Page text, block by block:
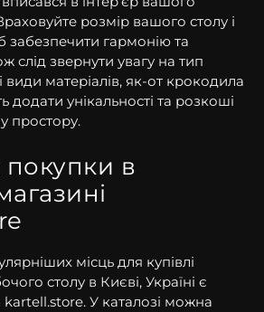
розмір вашого столу і
забезпечити гармонію та
слід звернути увагу на тип
види матеріалів, як-от крокодила
додати унікальності та розкоші
простору.
в
місць для купівлі
столу в Києві, Україні є
kartell.store. У каталозі можна